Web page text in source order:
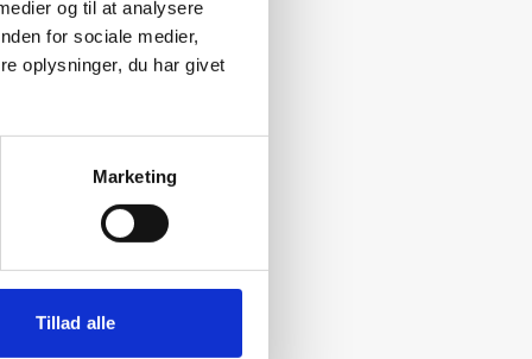
og til at analysere
for sociale medier,
oplysninger, du har givet
Marketing
Tillad alle